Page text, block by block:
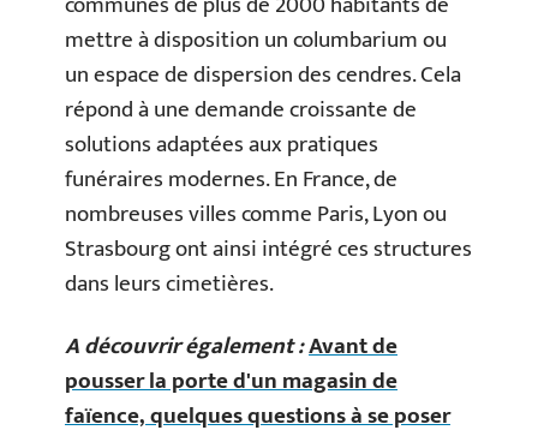
mettre à disposition un columbarium ou
un espace de dispersion des cendres. Cela
répond à une demande croissante de
solutions adaptées aux pratiques
funéraires modernes. En France, de
nombreuses villes comme Paris, Lyon ou
Strasbourg ont ainsi intégré ces structures
dans leurs cimetières.
A découvrir également :Avant de
pousser la porte d'un magasin de
faïence, quelques questions à se poser